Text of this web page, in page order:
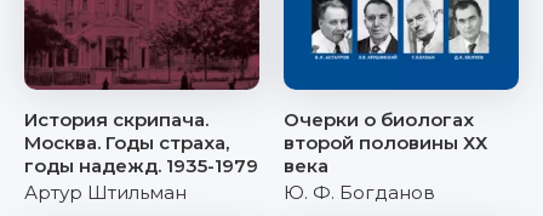
История скрипача.
Москва. Годы страха,
годы надежд. 1935-1979
Артур Штильман
Очерки о биологах
второй половины ХХ
века
Ю. Ф. Богданов